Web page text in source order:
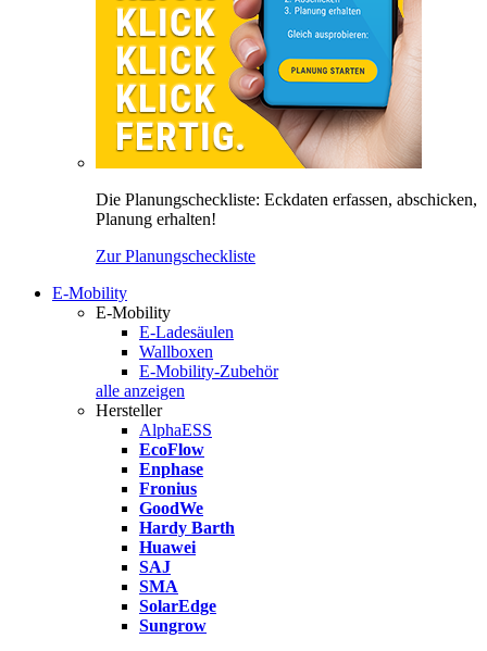
Die Planungscheckliste: Eckdaten erfassen, abschicken,
Planung erhalten!
Zur Planungscheckliste
E-Mobility
E-Mobility
E-Ladesäulen
Wallboxen
E-Mobility-Zubehör
alle anzeigen
Hersteller
AlphaESS
EcoFlow
Enphase
Fronius
GoodWe
Hardy Barth
Huawei
SAJ
SMA
SolarEdge
Sungrow